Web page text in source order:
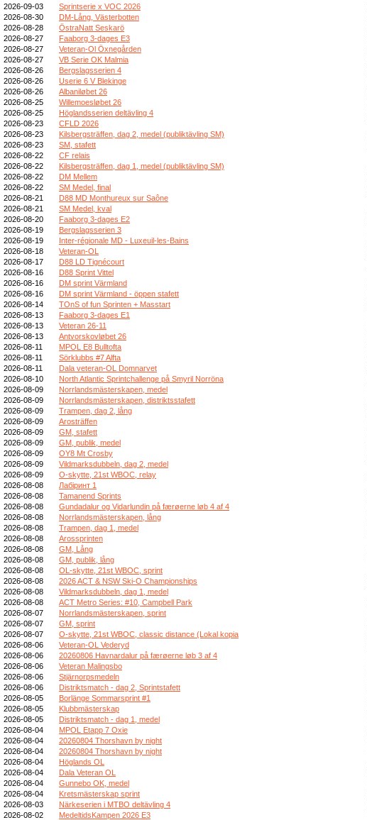
2026-09-03 Sprintserie x VOC 2026
2026-08-30
DM-Lång, Västerbotten
2026-08-28
ÖstraNatt Seskarö
2026-08-27
Faaborg 3-dages E3
2026-08-27
Veteran-Ol Öxnegården
2026-08-27
VB Serie OK Malmia
2026-08-26
Bergslagsserien 4
2026-08-26
Userie 6 V Blekinge
2026-08-26
Albaniløbet 26
2026-08-25
Willemoesløbet 26
2026-08-25
Höglandsserien deltävling 4
2026-08-23
CFLD 2026
2026-08-23
Kilsbergsträffen, dag 2, medel (publiktävling SM)
2026-08-23
SM, stafett
2026-08-22
CF relais
2026-08-22
Kilsbergsträffen, dag 1, medel (publiktävling SM)
2026-08-22
DM Mellem
2026-08-22
SM Medel, final
2026-08-21
D88 MD Monthureux sur Saône
2026-08-21
SM Medel, kval
2026-08-20
Faaborg 3-dages E2
2026-08-19
Bergslagsserien 3
2026-08-19
Inter-régionale MD - Luxeuil-les-Bains
2026-08-18
Veteran-OL
2026-08-17
D88 LD Tignécourt
2026-08-16
D88 Sprint Vittel
2026-08-16
DM sprint Värmland
2026-08-16
DM sprint Värmland - öppen stafett
2026-08-14
TOnS of fun Sprinten + Masstart
2026-08-13
Faaborg 3-dages E1
2026-08-13
Veteran 26-11
2026-08-13
Antvorskovløbet 26
2026-08-11
MPOL E8 Bulltofta
2026-08-11
Sörklubbs #7 Alfta
2026-08-11
Dala veteran-OL Domnarvet
2026-08-10
North Atlantic Sprintchallenge på Smyril Norröna
2026-08-09
Norrlandsmästerskapen, medel
2026-08-09
Norrlandsmästerskapen, distriktsstafett
2026-08-09
Trampen, dag 2, lång
2026-08-09
Arosträffen
2026-08-09
GM, stafett
2026-08-09
GM, publik, medel
2026-08-09
OY8 Mt Crosby
2026-08-09
Vildmarksdubbeln, dag 2, medel
2026-08-09
O-skytte, 21st WBOC, relay
2026-08-08
Лабіринт 1
2026-08-08
Tamanend Sprints
2026-08-08
Gundadalur og Vidarlundin på færøerne løb 4 af 4
2026-08-08
Norrlandsmästerskapen, lång
2026-08-08
Trampen, dag 1, medel
2026-08-08
Arossprinten
2026-08-08
GM, Lång
2026-08-08
GM, publik, lång
2026-08-08
OL-skytte, 21st WBOC, sprint
2026-08-08
2026 ACT & NSW Ski-O Championships
2026-08-08
Vildmarksdubbeln, dag 1, medel
2026-08-08
ACT Metro Series: #10, Campbell Park
2026-08-07
Norrlandsmästerskapen, sprint
2026-08-07
GM, sprint
2026-08-07
O-skytte, 21st WBOC, classic distance (Lokal kopia
2026-08-06
Veteran-OL Vederyd
2026-08-06
20260806 Havnardalur på færøerne løb 3 af 4
2026-08-06
Veteran Malingsbo
2026-08-06
Stjärnorpsmedeln
2026-08-06
Distriktsmatch - dag 2, Sprintstafett
2026-08-05
Borlänge Sommarsprint #1
2026-08-05
Klubbmästerskap
2026-08-05
Distriktsmatch - dag 1, medel
2026-08-04
MPOL Etapp 7 Oxie
2026-08-04
20260804 Thorshavn by night
2026-08-04
20260804 Thorshavn by night
2026-08-04
Höglands OL
2026-08-04
Dala Veteran OL
2026-08-04
Gunnebo OK, medel
2026-08-04
Kretsmästerskap sprint
2026-08-03
Närkeserien i MTBO deltävling 4
2026-08-02
MedeltidsKampen 2026 E3